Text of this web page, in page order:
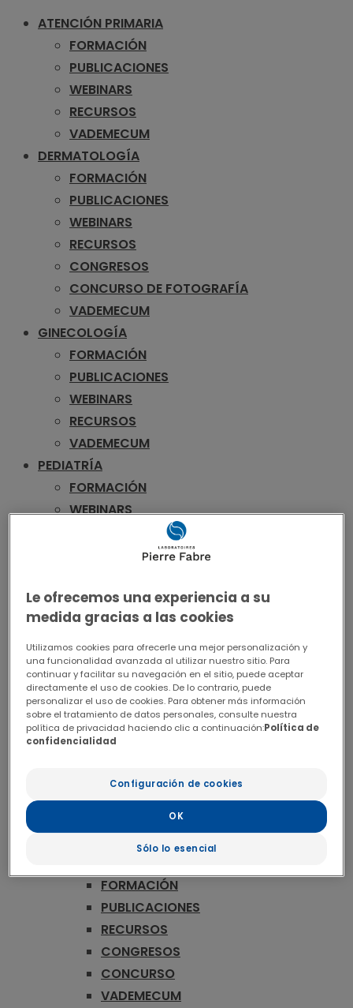
ATENCIÓN PRIMARIA
FORMACIÓN
PUBLICACIONES
WEBINARS
RECURSOS
VADEMECUM
DERMATOLOGÍA
FORMACIÓN
PUBLICACIONES
WEBINARS
RECURSOS
CONGRESOS
CONCURSO DE FOTOGRAFÍA
VADEMECUM
GINECOLOGÍA
FORMACIÓN
PUBLICACIONES
WEBINARS
RECURSOS
VADEMECUM
PEDIATRÍA
FORMACIÓN
WEBINARS
VADEMECUM
FORMACIÓN
PUBLICACIONES
WEBINARS
RECURSOS
VADEMECUM
ONCOLOGÍA
MAMA
RECURSOS
CONGRESOS
CONCURSO
VADEMECUM
FORMACIÓN
PUBLICACIONES
RECURSOS
CONGRESOS
CONCURSO
VADEMECUM
Le ofrecemos una experiencia a su
medida gracias a las cookies
Utilizamos cookies para ofrecerle una mejor personalización y
una funcionalidad avanzada al utilizar nuestro sitio. Para
continuar y facilitar su navegación en el sitio, puede aceptar
directamente el uso de cookies. De lo contrario, puede
personalizar el uso de cookies. Para obtener más información
sobre el tratamiento de datos personales, consulte nuestra
política de privacidad haciendo clic a continuación:Política de
confidencialidad
Configuración de cookies
Sólo lo esencial
OK